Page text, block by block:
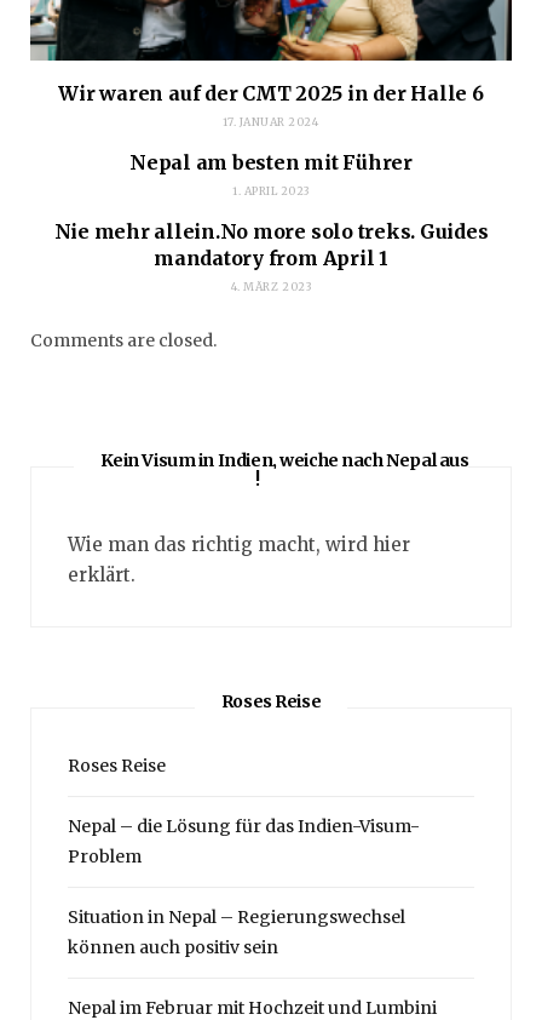
Wir waren auf der CMT 2025 in der Halle 6
17. JANUAR 2024
Nepal am besten mit Führer
1. APRIL 2023
Nie mehr allein.No more solo treks. Guides
mandatory from April 1
4. MÄRZ 2023
Comments are closed.
Kein Visum in Indien, weiche nach Nepal aus
!
Wie man das richtig macht, wird hier
erklärt.
Roses Reise
Roses Reise
Nepal – die Lösung für das Indien-Visum-
Problem
Situation in Nepal – Regierungswechsel
können auch positiv sein
Nepal im Februar mit Hochzeit und Lumbini